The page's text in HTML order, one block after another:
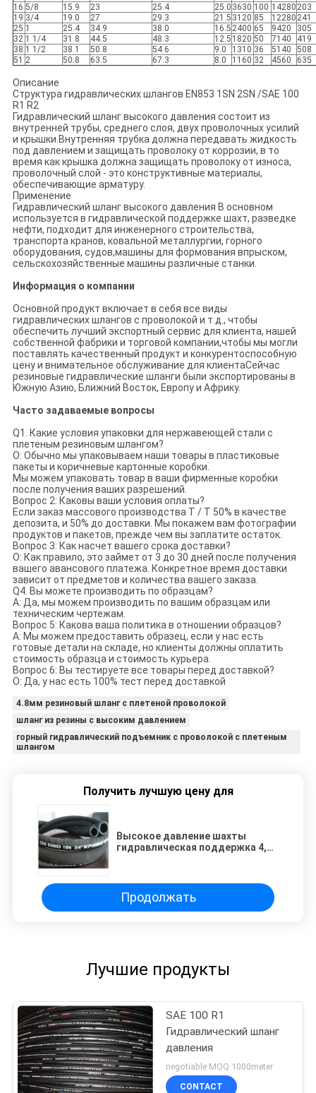
16 5/8 15.9 23 25.4 25.0 3630 100 14280 203
19 3/4 19.0 27 29.3 21.5 3120 85 12280 241
25 1 25.4 34.9 38.0 16.5 2400 65 9420
305
32 1 1/4 31.8 44.5 48.3 12.5 1820 50 7140
419
38 1 1/2 38.1 50.8 54.6 9.0 1310 36 5140
508
51 2 50.8 63.5 67.3 8.0 1160 32 4560 635
Описание
Структура гидравлических шлангов EN853 1SN 2SN /SAE 100
R1 R2
Гидравлический шланг высокого давления состоит из
внутренней трубы, среднего слоя, двух проволочных усилий
и крышки.Внутренняя трубка должна передавать жидкость
под давлением и защищать проволоку от коррозии, в то
время как крышка должна защищать проволоку от износа,
проволочный слой - это конструктивные материалы,
обеспечивающие арматуру.
Применение
Гидравлический шланг высокого давления В основном
используется в гидравлической поддержке шахт, разведке
нефти, подходит для инженерного строительства,
транспорта кранов, ковальной металлургии, горного
оборудования, судов,машины для формования впрыском,
сельскохозяйственные машины различные станки.
Информация о компании
Основной продукт включает в себя все виды
гидравлических шлангов с проволокой и т.д., чтобы
обеспечить лучший экспортный сервис для клиента, нашей
собственной фабрики и торговой компании,чтобы мы могли
поставлять качественный продукт и конкурентоспособную
цену и внимательное обслуживание для клиентаСейчас
резиновые гидравлические шланги были экспортированы в
Южную Азию, Ближний Восток, Европу и Африку.
Часто задаваемые вопросы
Q1. Какие условия упаковки для нержавеющей стали с
плетеным резиновым шлангом?
О: Обычно мы упаковываем наши товары в пластиковые
пакеты и коричневые картонные коробки.
Мы можем упаковать товар в ваши фирменные коробки
после получения ваших разрешений.
Вопрос 2: Каковы ваши условия оплаты?
Если заказ массового производства T / T 50% в качестве
депозита, и 50% до доставки. Мы покажем вам фотографии
продуктов и пакетов, прежде чем вы заплатите остаток.
Вопрос 3: Как насчет вашего срока доставки?
О: Как правило, это займет от 3 до 30 дней после получения
вашего авансового платежа. Конкретное время доставки
зависит от предметов и количества вашего заказа.
Q4. Вы можете производить по образцам?
A: Да, мы можем производить по вашим образцам или
техническим чертежам.
Вопрос 5: Какова ваша политика в отношении образцов?
A: Мы можем предоставить образец, если у нас есть
готовые детали на складе, но клиенты должны оплатить
стоимость образца и стоимость курьера.
Вопрос 6: Вы тестируете все товары перед доставкой?
О: Да, у нас есть 100% тест перед доставкой
4.8мм резиновый шланг с плетеной проволокой
шланг из резины с высоким давлением
горный гидравлический подъемник с проволокой с плетеным
шлангом
Получить лучшую цену для
Высокое давление шахты
гидравлическая поддержка 4,8
Продолжать
Лучшие продукты
SAE 100 R1
Гидравлический шланг
давления
negotiable MOQ:1000meter
CONTACT